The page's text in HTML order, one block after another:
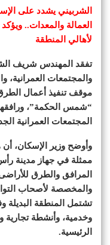
الشربيني يشدد على
العمالة والمعدات..
لأهالي المنطقة
تفقد المهندس شريف
والمجتمعات
موقف تنفيذ أعمال
“شمس الحكمة”،
المجتمعات العمرانية
وأوضح وزير الإسكان، أن
ممثلة في جهاز مدينة
المرافق والطرق
والمخصصة لأصحاب
تشتمل المنطقة
وخدمية، وأنشطة تجارية
الرئيسية.